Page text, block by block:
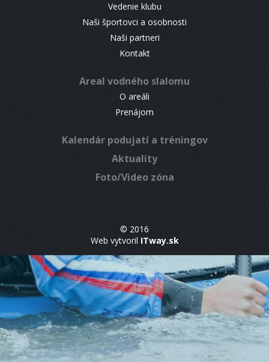
Vedenie klubu
Naši športovci a osobnosti
Naši partneri
Kontakt
Areal vodného slalomu
O areáli
Prenájom
Kalendár podujatí a tréningov
Aktuality
Foto/Video zóna
© 2016
Web vytvoril ITway.sk